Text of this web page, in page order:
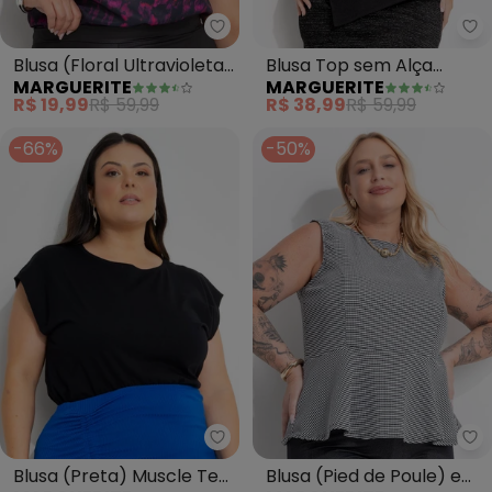
Marguerite - Blusa (Floral
Blusa (Floral Ultravioleta)
em Jersey Acetinado
MARGUERITE
R$ 19,99R$ 59,99
Blusa Top sem Alça
(Preto) em Cotton
MARGUERITE
R$ 38,99R$ 59,99
-66%
Marguerite - Blusa (Preta)
Blusa (Preta) Muscle Tee
-50%
Blusa (Pied de Poule) em